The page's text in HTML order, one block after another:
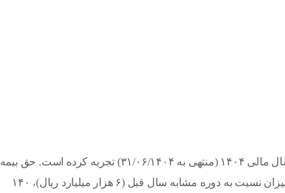
شرکت بیمه اتکایی امین یک جهش مالی چشمگیر را در دوره یک‌ساله سال مالی ۱۴۰۴ (منتهی به ۳۱/۰۶/۱۴۰۴) تجربه کرده است. حق بیمه
قبولی این شرکت در این دوره بالغ به ۱۵ هزار میلیارد ریال شد که این میزان نسبت به دوره مشابه سال قبل (۶ هزار میلیارد ریال)، ۱۴۰